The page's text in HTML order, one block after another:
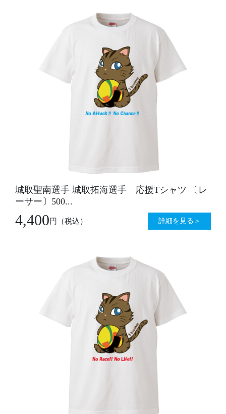
城取聖南選手 城取拓海選手 応援Tシャツ 〔レ
ーサー〕500...
4,400円 （税込） 詳細を見る＞